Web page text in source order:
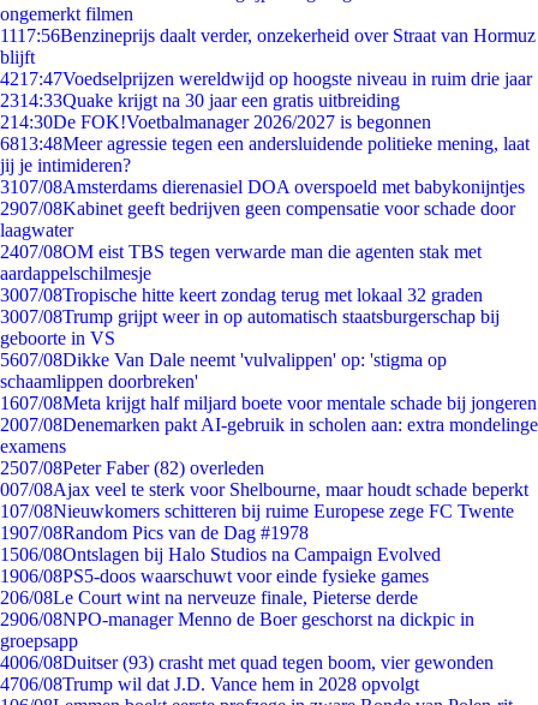
ongemerkt filmen
1117:56Benzineprijs daalt verder, onzekerheid over Straat van Hormuz
blijft
4217:47Voedselprijzen wereldwijd op hoogste niveau in ruim drie jaar
2314:33Quake krijgt na 30 jaar een gratis uitbreiding
214:30De FOK!Voetbalmanager 2026/2027 is begonnen
6813:48Meer agressie tegen een andersluidende politieke mening, laat
jij je intimideren?
3107/08Amsterdams dierenasiel DOA overspoeld met babykonijntjes
2907/08Kabinet geeft bedrijven geen compensatie voor schade door
laagwater
2407/08OM eist TBS tegen verwarde man die agenten stak met
aardappelschilmesje
3007/08Tropische hitte keert zondag terug met lokaal 32 graden
3007/08Trump grijpt weer in op automatisch staatsburgerschap bij
geboorte in VS
5607/08Dikke Van Dale neemt 'vulvalippen' op: 'stigma op
schaamlippen doorbreken'
1607/08Meta krijgt half miljard boete voor mentale schade bij jongeren
2007/08Denemarken pakt AI-gebruik in scholen aan: extra mondelinge
examens
2507/08Peter Faber (82) overleden
007/08Ajax veel te sterk voor Shelbourne, maar houdt schade beperkt
107/08Nieuwkomers schitteren bij ruime Europese zege FC Twente
1907/08Random Pics van de Dag #1978
1506/08Ontslagen bij Halo Studios na Campaign Evolved
1906/08PS5-doos waarschuwt voor einde fysieke games
206/08Le Court wint na nerveuze finale, Pieterse derde
2906/08NPO-manager Menno de Boer geschorst na dickpic in
groepsapp
4006/08Duitser (93) crasht met quad tegen boom, vier gewonden
4706/08Trump wil dat J.D. Vance hem in 2028 opvolgt